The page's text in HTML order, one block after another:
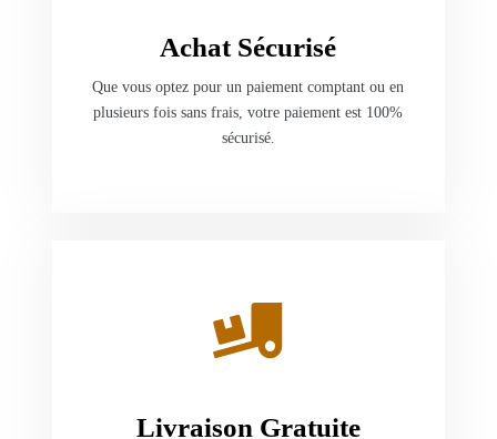
Achat Sécurisé
Que vous optez pour un paiement comptant ou en
plusieurs fois sans frais, votre paiement est 100%
sécurisé.
Livraison Gratuite